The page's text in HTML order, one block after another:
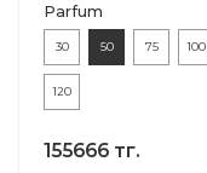
Parfum
30 50 75 100
120
155666 тг.